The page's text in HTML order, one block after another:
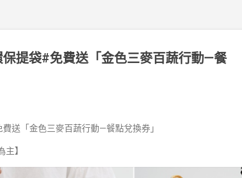
提袋#免費送「金色三麥百蔬行動—餐
送「金色三麥百蔬行動—餐點兌換券」
主】